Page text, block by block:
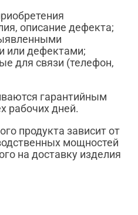
описание дефекта;
или дефектами;
для связи (телефон,
гарантийным
рабочих дней.
продукта зависит от
мощностей
на доставку изделия